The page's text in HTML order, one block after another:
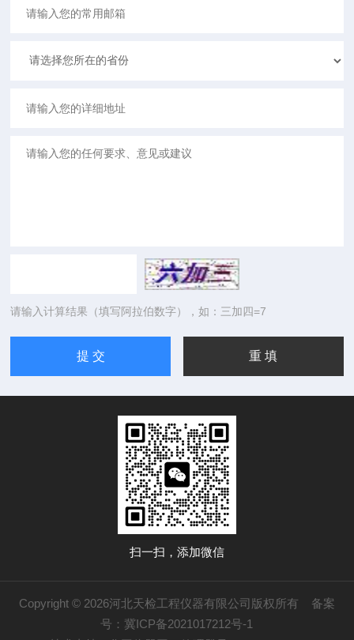
请输入计算结果（填写阿拉伯数字），如：三加四=7
扫一扫，添加微信
Copyright © 2026河北天检工程仪器有限公司版权所有 备案
号：冀ICP备2021017212号-1